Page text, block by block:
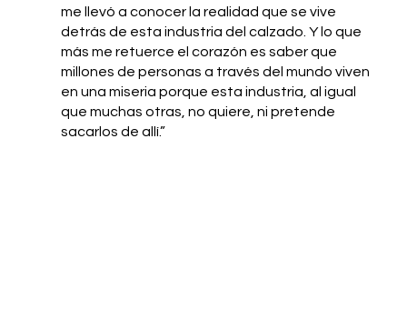
me llevó a conocer la realidad que se vive
detrás de esta industria del calzado. Y lo que
más me retuerce el corazón es saber que
millones de personas a través del mundo viven
en una miseria porque esta industria, al igual
que muchas otras, no quiere, ni pretende
sacarlos de allí.”